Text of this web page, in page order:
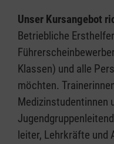
Unser Kursangebot
Betriebliche
Klassen) und alle
möchten.
Medizinstudentinnen
leiter, Lehrkräfte und